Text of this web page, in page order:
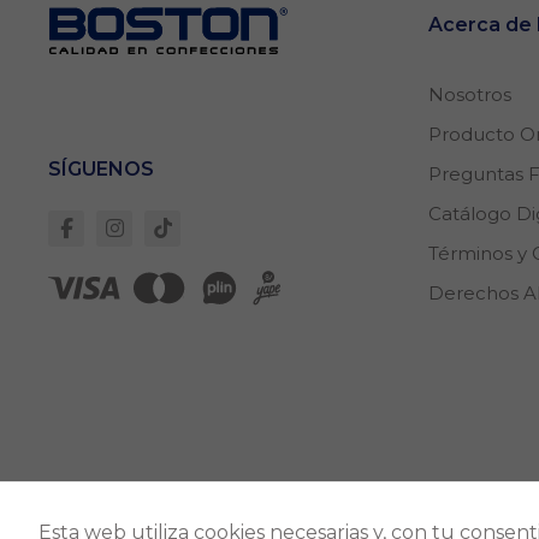
SÍGUENOS
Acerca de
Nosotros
Producto
Preguntas
Catálogo
Términos y
Derechos
Esta web utiliza cookies necesarias y, con tu